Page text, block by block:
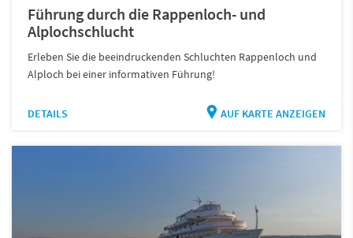
Führung durch die Rappenloch- und
Alplochschlucht
Erleben Sie die beeindruckenden Schluchten Rappenloch und
Alploch bei einer informativen Führung!
DETAILS AUF KARTE ANZEIGEN